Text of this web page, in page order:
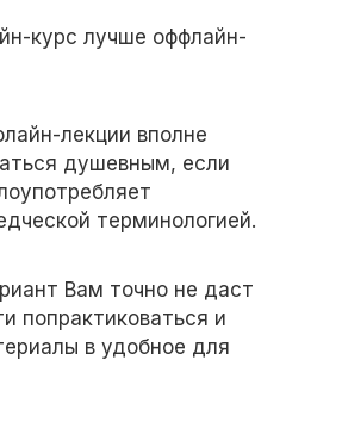
курс лучше оффлайн-
лекции вполне
душевным, если
терминологией.
Вам точно не даст
попрактиковаться и
в удобное для